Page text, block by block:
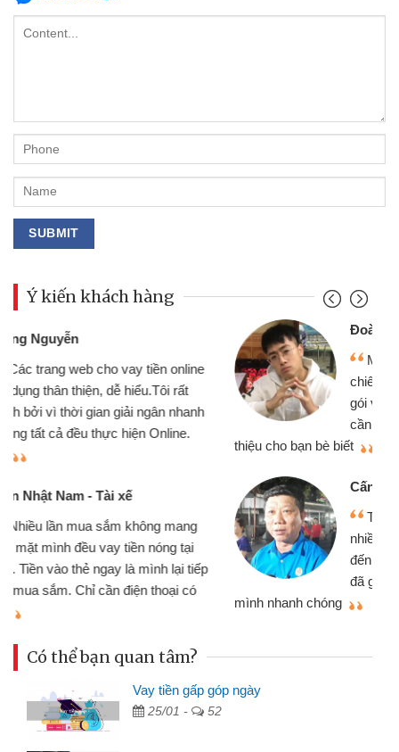
Ý kiến khách hàng
Mình cần tiền gấp nên định cầm cố
chiếc xe wave nhưng thật may đã có
gói vay tiền bằng CMND online không
cần gặp mặt nên rất tiện lợi, sẽ giới
thiệu cho bạn bè biết
Cấn Văn Lực - Tạp hóa
Tôi kinh doanh buôn bán nhỏ lẻ
nhiều lúc cần vốn nhập hàng, nhờ biết
đến website qua bạn bè giới thiệu tôi
đã giải quyết được công việc của
Có thể bạn quan tâm?
Vay tiền gấp góp ngày
25/01 - 52